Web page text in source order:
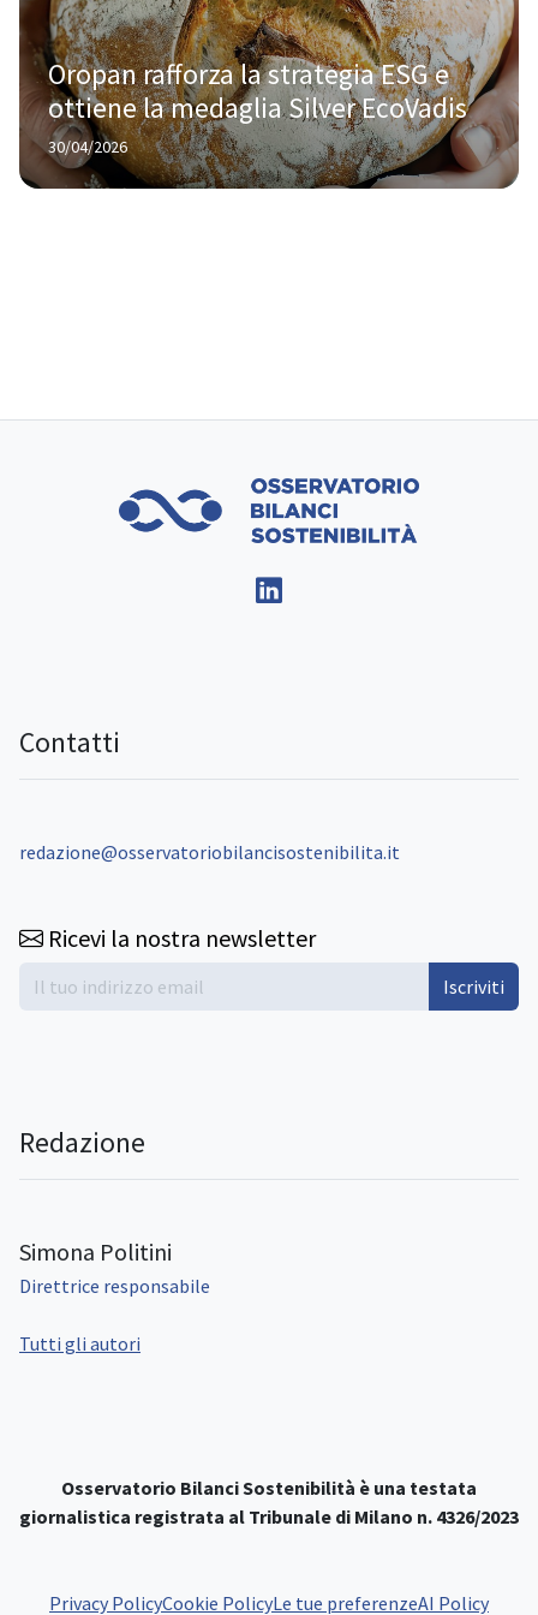
Oropan rafforza la strategia ESG e
ottiene la medaglia Silver EcoVadis
30/04/2026
Contatti
redazione@osservatoriobilancisostenibilita.it
Ricevi la nostra newsletter
Iscriviti
Redazione
Simona Politini
Direttrice responsabile
Tutti gli autori
Osservatorio Bilanci Sostenibilità è una testata
giornalistica registrata al Tribunale di Milano n. 4326/2023
Privacy PolicyCookie PolicyLe tue preferenzeAI Policy